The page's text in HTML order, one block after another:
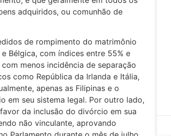
adquiridos, ou comunhão de
de rompimento do matrimônio
Bélgica, com índices entre 55% e
menos incidência de separação
como República da Irlanda e Itália,
apenas as Filipinas e o
em seu sistema legal. Por outro lado,
da inclusão do divórcio em sua
não vinculante, aprovando